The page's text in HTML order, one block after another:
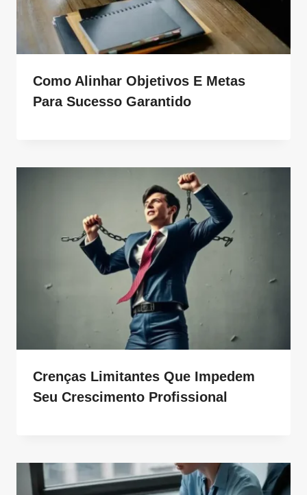
Como Alinhar Objetivos E Metas
Para Sucesso Garantido
Crenças Limitantes Que Impedem
Seu Crescimento Profissional